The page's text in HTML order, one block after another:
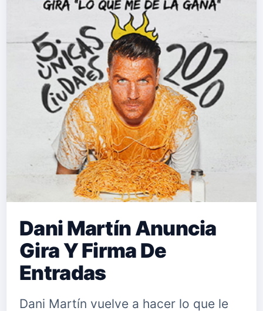
espectacular elenco de bailarines y
músicos acompañarán a Claudia
Molina, que interpretará en directo a
la Ambición Rubia en un original show
que fascinará a los espectadores.
CLAUDIA MOLINA MADONNA Con
tan solo nueve años debutó co…
Dani Martín Anuncia
Gira Y Firma De
Entradas
Dani Martín vuelve a hacer lo que le